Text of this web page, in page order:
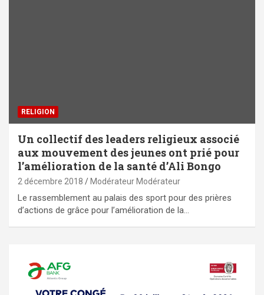
RELIGION
Un collectif des leaders religieux associé
aux mouvement des jeunes ont prié pour
l’amélioration de la santé d’Ali Bongo
2 décembre 2018 Modérateur Modérateur
Le rassemblement au palais des sport pour des prières
d’actions de grâce pour l’amélioration de la…